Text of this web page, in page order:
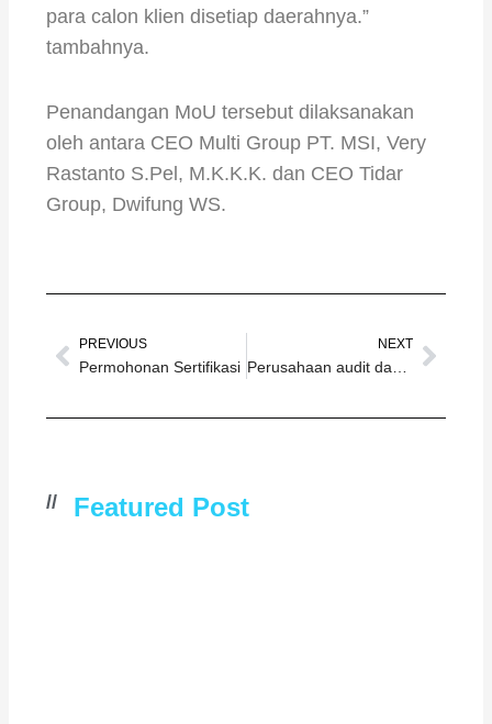
para calon klien disetiap daerahnya.”
tambahnya.
Penandangan MoU tersebut dilaksanakan
oleh antara CEO Multi Group PT. MSI, Very
Rastanto S.Pel, M.K.K.K. dan CEO Tidar
Group, Dwifung WS.
Prev
PREVIOUS
Permohonan Sertifikasi
NEXTNext
// Featured Post